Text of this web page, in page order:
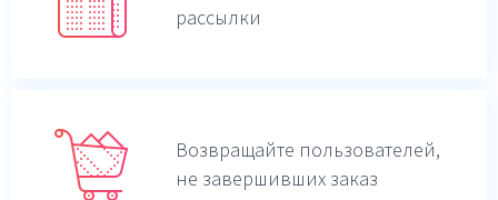
рассылки
Возвращайте пользователей,
не завершивших заказ